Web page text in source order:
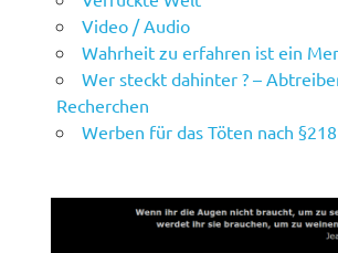
Video / Audio
Wahrheit zu erfahren ist ein
Wer steckt dahinter ? –
Recherchen
Werben für das Töten nach §218